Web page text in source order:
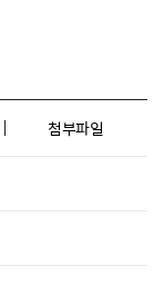
첨부파일